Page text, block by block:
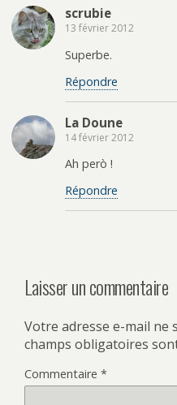
scrubie
13 février 2012
Superbe.
Répondre
La Doune
14 février 2012
Ah però !
Répondre
Laisser un commentaire
Votre adresse e-mail ne
champs obligatoires
Commentaire *